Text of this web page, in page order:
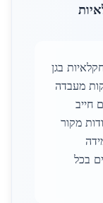
חקלאיות בגן
מעבדה
4100 שקלים חייב
מקור
בכל